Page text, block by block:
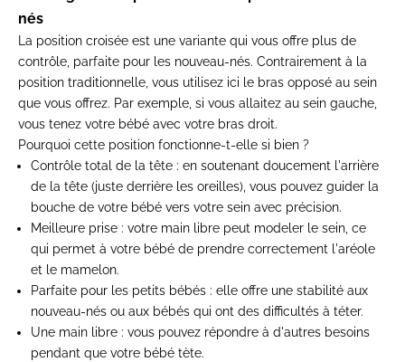
nés
La position croisée est une variante qui vous offre plus de
contrôle, parfaite pour les nouveau-nés. Contrairement à la
position traditionnelle, vous utilisez ici le bras opposé au sein
que vous offrez. Par exemple, si vous allaitez au sein gauche,
vous tenez votre bébé avec votre bras droit.
Pourquoi cette position fonctionne-t-elle si bien ?
Contrôle total de la tête : en soutenant doucement l'arrière
de la tête (juste derrière les oreilles), vous pouvez guider la
bouche de votre bébé vers votre sein avec précision.
Meilleure prise : votre main libre peut modeler le sein, ce
qui permet à votre bébé de prendre correctement l'aréole
et le mamelon.
Parfaite pour les petits bébés : elle offre une stabilité aux
nouveau-nés ou aux bébés qui ont des difficultés à téter.
Une main libre : vous pouvez répondre à d'autres besoins
pendant que votre bébé tète.